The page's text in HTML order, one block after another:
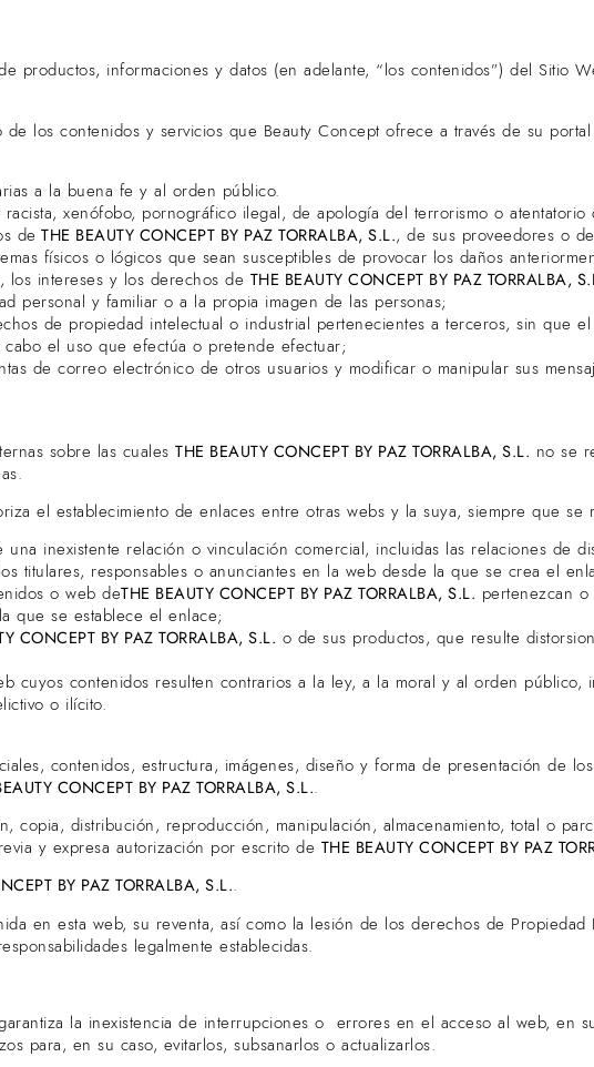
productos, informaciones y datos (en adelante, “los contenidos”) del Sitio
los contenidos y servicios que Beauty Concept ofrece a través de su
a la buena fe y al orden público.
xenófobo, pornográfico ilegal, de apología del terrorismo o atentatorio
de THE BEAUTY CONCEPT BY PAZ TORRALBA, S.L., de sus proveedores o
físicos o lógicos que sean susceptibles de provocar los daños
los intereses y los derechos de THE BEAUTY CONCEPT BY PAZ TORRALBA,
personal y familiar o a la propia imagen de las personas;
de propiedad intelectual o industrial pertenecientes a terceros, sin que
el uso que efectúa o pretende efectuar;
de correo electrónico de otros usuarios y modificar o manipular sus
sobre las cuales THE BEAUTY CONCEPT BY PAZ TORRALBA, S.L. no se
el establecimiento de enlaces entre otras webs y la suya, siempre que se
inexistente relación o vinculación comercial, incluidas las relaciones de
titulares, responsables o anunciantes en la web desde la que se crea el
o web deTHE BEAUTY CONCEPT BY PAZ TORRALBA, S.L. pertenezcan
que se establece el enlace;
CONCEPT BY PAZ TORRALBA, S.L. o de sus productos, que resulte
cuyos contenidos resulten contrarios a la ley, a la moral y al orden público,
o ilícito.
contenidos, estructura, imágenes, diseño y forma de presentación de
CONCEPT BY PAZ TORRALBA, S.L..
copia, distribución, reproducción, manipulación, almacenamiento, total o
y expresa autorización por escrito de THE BEAUTY CONCEPT BY PAZ
BY PAZ TORRALBA, S.L..
en esta web, su reventa, así como la lesión de los derechos de Propiedad
legalmente establecidas.
la inexistencia de interrupciones o errores en el acceso al web, en
para, en su caso, evitarlos, subsanarlos o actualizarlos.